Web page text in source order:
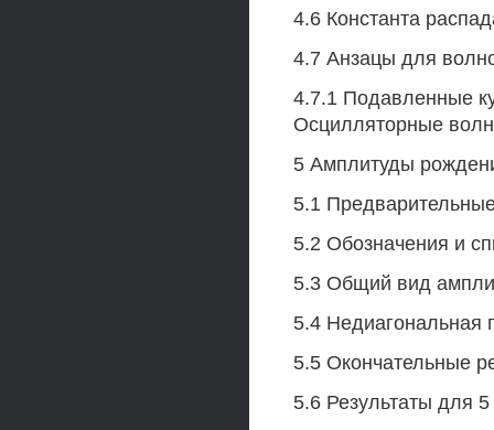
4.6 Константа
4.7 Анзацы для
4.7.1 Подавленные
Осцилляторные
5 Амплитуды
5.1
5.2 Обозначения и
5.3 Общий вид
5.4 Недиагональная
5.5 Окончательные
5.6 Результаты для